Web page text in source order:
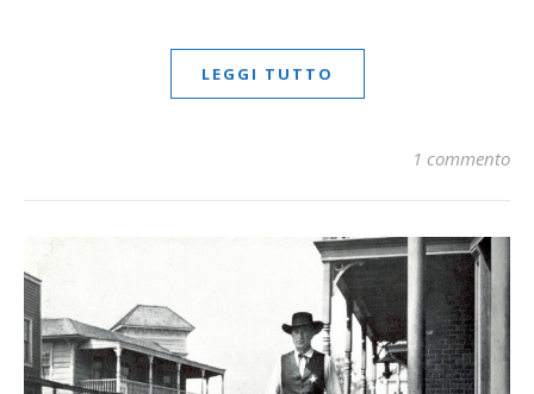
LEGGI TUTTO
1 commento